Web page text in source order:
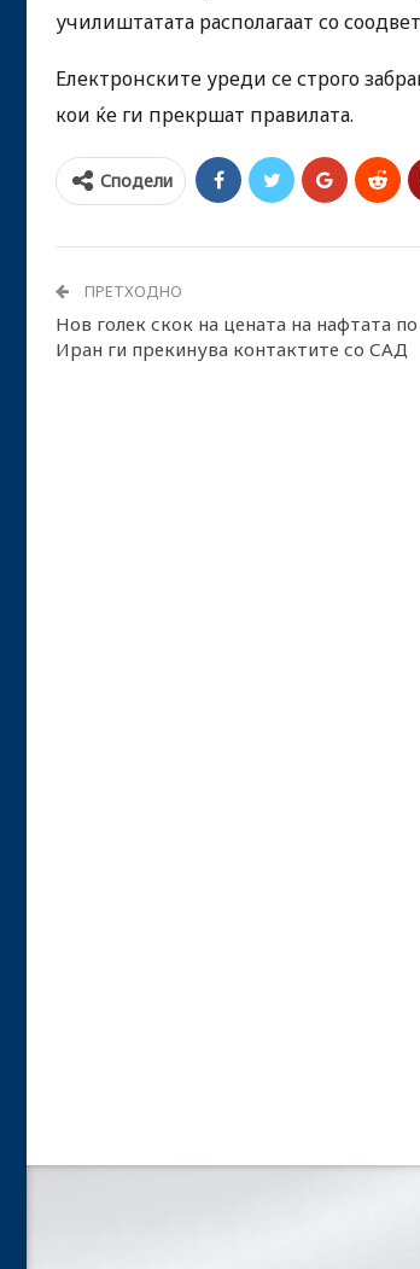
училиштатата располагаат со
Електронските уреди се строго
кои ќе ги прекршат правилата.
Сподели
ПРЕТХОДНО
Нов голек скок на цената на нафтата
Иран ги прекинува контактите со САД